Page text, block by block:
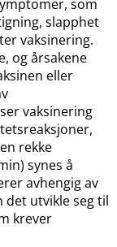
som
slapphet
vaksinering.
og årsakene
eller
vaksinering
rekke
synes å
avhengig av
det utvikle seg til
krever